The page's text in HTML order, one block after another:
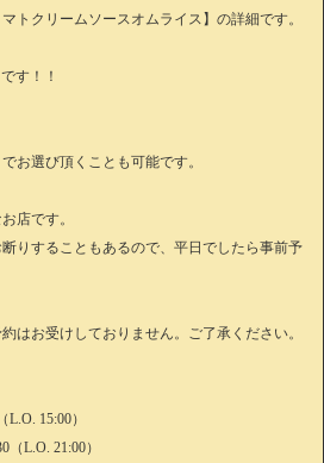
トクリームソースオムライス】の詳細です。
す！！
お選び頂くことも可能です。
店です。
りすることもあるので、平日でしたら事前予
はお受けしておりません。ご了承ください。
L.O. 15:00）
（L.O. 21:00）